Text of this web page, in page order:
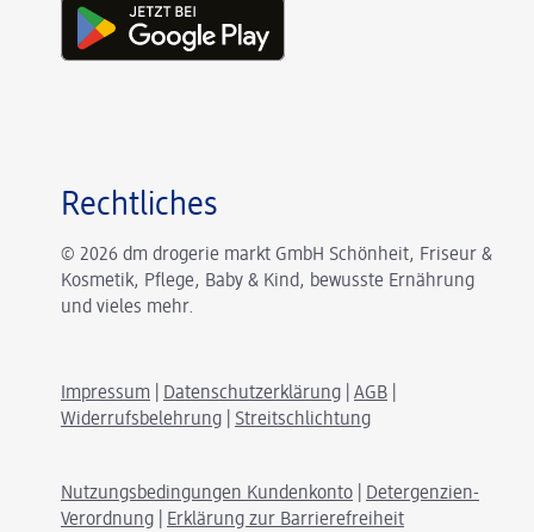
Rechtliches
© 2026 dm drogerie markt GmbH Schönheit, Friseur &
Kosmetik, Pflege, Baby & Kind, bewusste Ernährung
und vieles mehr.
Impressum Datenschutzerklärung AGB
Widerrufsbelehrung
Streitschlichtung
Nutzungsbedingungen Kundenkonto
Detergenzien-
Verordnung
Erklärung zur Barrierefreiheit